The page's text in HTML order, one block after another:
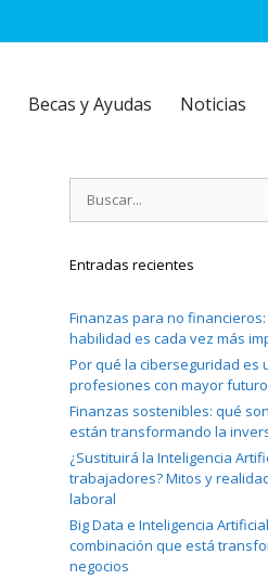
Becas y Ayudas Noticias
Entradas recientes
Finanzas para no
habilidad es cada vez más
Por qué la ciberseguridad es
profesiones con mayor futuro
Finanzas sostenibles: qué
están transformando la
¿Sustituirá la Inteligencia
trabajadores? Mitos y
laboral
Big Data e Inteligencia
combinación que está
negocios